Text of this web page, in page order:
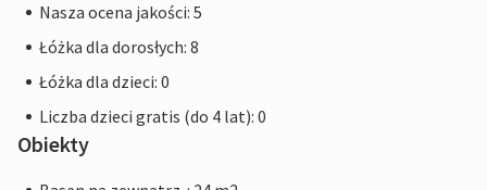
Nasza ocena jakości: 5
Łóżka dla dorosłych: 8
Łóżka dla dzieci: 0
Liczba dzieci gratis (do 4 lat): 0
Obiekty